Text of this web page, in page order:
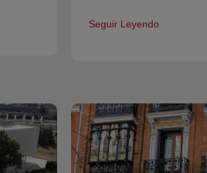
Seguir Leyendo